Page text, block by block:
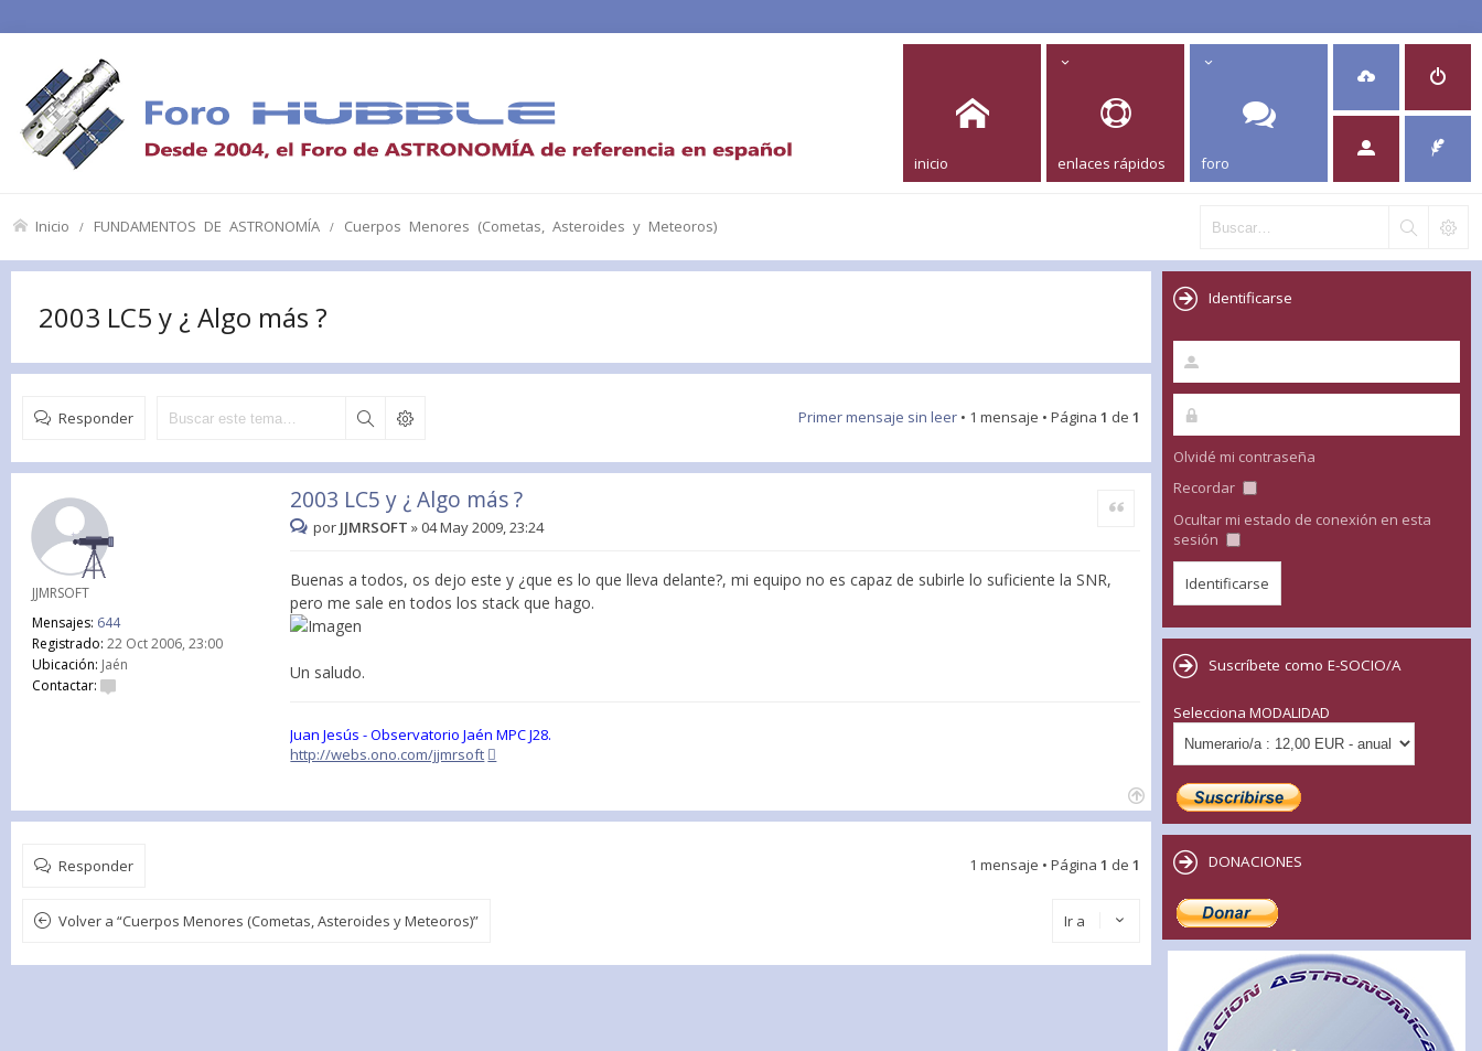
inicio enlaces rápidos foro
Inicio FUNDAMENTOS DE ASTRONOMÍA Cuerpos Menores (Cometas, Asteroides y Meteoros)
2003 LC5 y ¿ Algo más ?
Responder Primer mensaje sin leer • 1 mensaje • Página 1 de 1
JJMRSOFT
Mensajes: 644
Registrado: 22 Oct 2006, 23:00
Ubicación: Jaén
Contactar:
2003 LC5 y ¿ Algo más ? Citar
por JJMRSOFT »04 May 2009, 23:24
Buenas a todos, os dejo este y ¿que es lo que lleva delante?, mi equipo no es capaz de subirle lo suficiente la SNR,
pero me sale en todos los stack que hago.
Un saludo.
Juan Jesús - Observatorio Jaén MPC J28.
http://webs.ono.com/jjmrsoft
Responder 1 mensaje • Página 1 de 1
Volver a “Cuerpos Menores (Cometas, Asteroides y Meteoros)” Ir a
Identificarse
Olvidé mi contraseña
Recordar
Ocultar mi estado de conexión en esta
sesión
Suscríbete como E-SOCIO/A
Selecciona MODALIDAD
DONACIONES